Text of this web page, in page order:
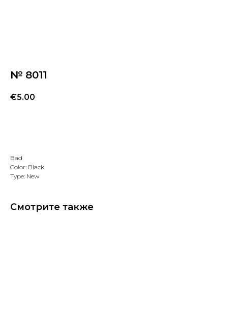
№ 8011
€5.00
Bad
Color: Black
Type: New
Смотрите также